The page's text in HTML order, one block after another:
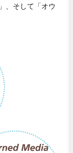
、そして「オウ